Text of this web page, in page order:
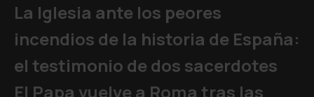
La Iglesia ante los peores
incendios de la historia de España:
el testimonio de dos sacerdotes
El Papa vuelve a Roma tras las